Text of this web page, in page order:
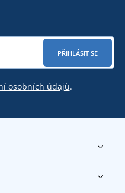
PŘIHLÁSIT SE
osobních údajů.